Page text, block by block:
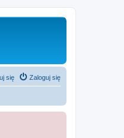
Zaloguj się
się